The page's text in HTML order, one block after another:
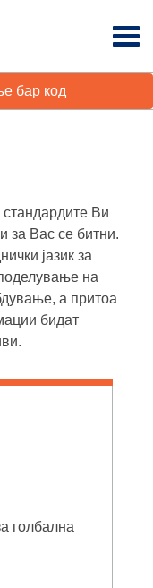
бар код
Ви
за Вас се битни.
јазик за
на
а притоа
бидат
голбална